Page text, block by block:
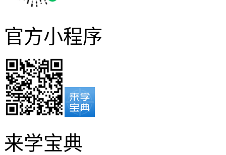
官方小程序
来学宝典